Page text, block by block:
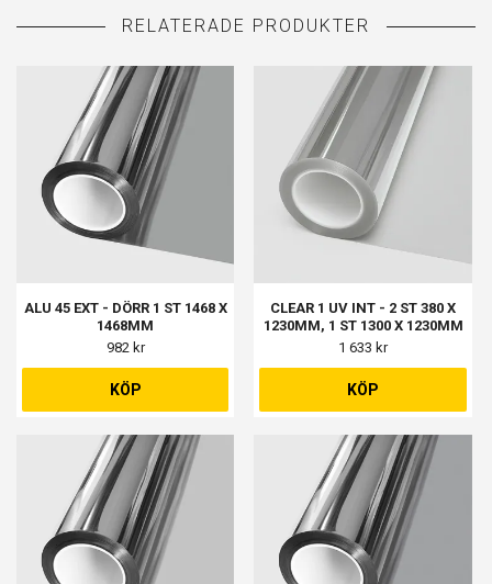
ALU 45 EXT - DÖRR 1 ST 1468 X
1468MM
982 kr
KÖP
CLEAR 1 UV INT - 2 ST 380 X
1230MM, 1 ST 1300 X 1230MM
1 633 kr
KÖP